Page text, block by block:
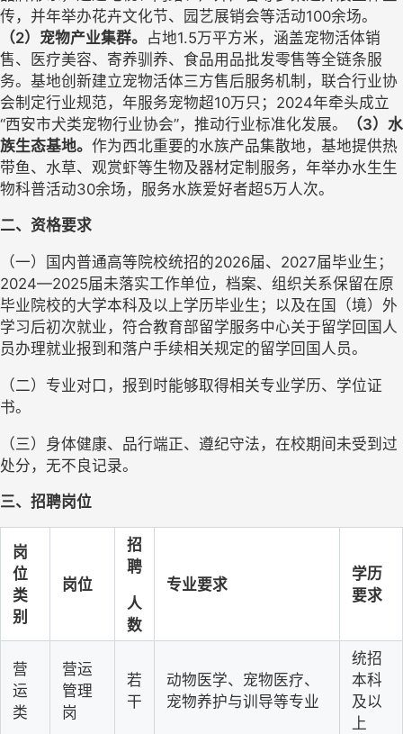
传， 并年举办花卉文化节、园艺展销会等活动100余场。
（2）宠物产业集群。 占地1.5万平方米，涵盖宠物活体销
售、医疗美容、寄养驯养、食品用品批发零售等全链条服
务。 基地创新建立宠物活体三方售后服务机制，联合行业协
会制定行业规范，年服务宠物超10万只 ； 2024年牵头成立
“西安市犬类宠物行业协会”，推动行业标准化发展。
（3）水
族生态基地。 作为西北重要的水族产品集散地， 基地提供热
带鱼、水草、观赏虾等生物及器材定制服务，年举办水生生
物科普活动30余场，服务水族爱好者超5万人次。
二、资格要求
（一）国内普通高等院校统招的2026届、 2027届毕业生 ；
2024—2025届未落实工作单位 ， 档案、组织关系保留在原
毕业院校的大学本科及以上学历毕业生 ； 以及在国（境）外
学习后初次就业 ， 符合教育部留学服务中心关于留学回国人
员办理就业报到和落户手续相关规定的留学回国人员。
（二）专业对口，报到时能够取得相关专业学历、学位证
书。
（三）身体健康、品行端正、遵纪守法，在校期间未受到过
处分，无不良记录。
三、招聘岗位
岗
位
类
别
岗位
招
聘
人
数
专业要求
学历
要求
营
运
类
营运
管理
岗
若
干
动物医学、宠物医疗、
宠物养护与训导等专业
统招
本科
及以
上